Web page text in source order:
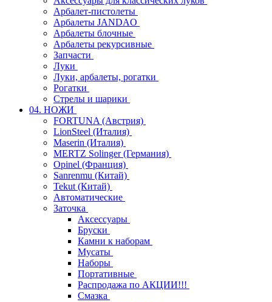
Арбалет-пистолеты
Арбалеты JANDAO
Арбалеты блочные
Арбалеты рекурсивные
Запчасти
Луки
Луки, арбалеты, рогатки
Рогатки
Стрелы и шарики
04. НОЖИ
FORTUNA (Австрия)
LionSteel (Италия)
Maserin (Италия)
MERTZ Solinger (Германия)
Opinel (Франция)
Sanrenmu (Китай)
Tekut (Китай)
Автоматические
Заточка
Аксессуары
Бруски
Камни к наборам
Мусаты
Наборы
Портативные
Распродажа по АКЦИИ!!!
Смазка